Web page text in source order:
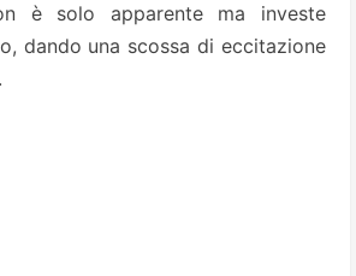
è solo apparente ma investe
dando una scossa di eccitazione